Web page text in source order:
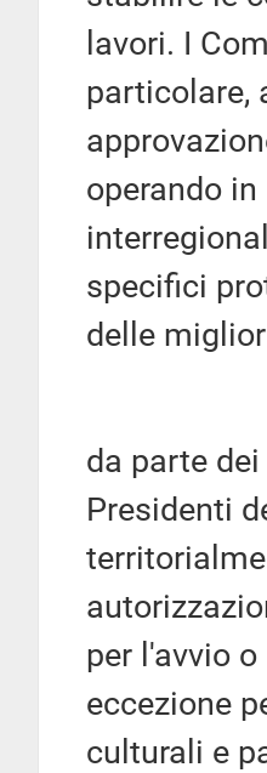
lavori. I
particolare,
operando
specifici
delle
da parte
Presidenti
per l'avvio
eccezione
culturali e